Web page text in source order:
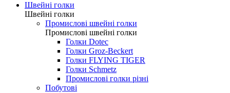
Швейні голки
Швейні голки
Промислові швейні голки
Промислові швейні голки
Голки Dotec
Голки Groz-Beckert
Голки FLYING TIGER
Голки Schmetz
Промислові голки різні
Побутові